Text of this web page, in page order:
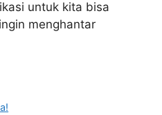
untuk kita bisa
menghantar